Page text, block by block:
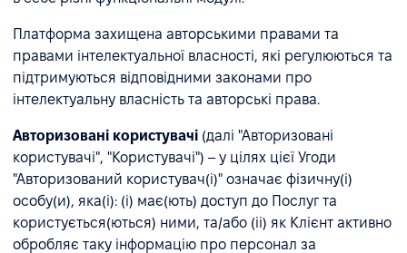
Платформа захищена авторськими правами та
правами інтелектуальної власності, які регулюються та
підтримуються відповідними законами про
інтелектуальну власність та авторські права.
Авторизовані користувачі (далі "Авторизовані
користувачі", "Користувачі") – у цілях цієї Угоди
"Авторизований користувач(і)" означає фізичну(і)
особу(и), яка(і): (i) має(ють) доступ до Послуг та
користується(ються) ними, та/або (ii) як Клієнт активно
обробляє таку інформацію про персонал за